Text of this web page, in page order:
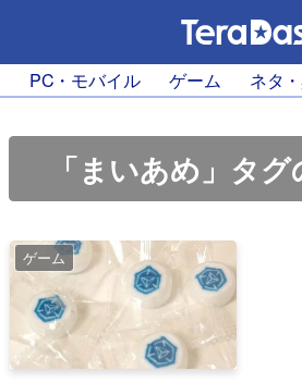
PC・モバイル ゲーム ネタ
「まいあめ」タ
ゲーム